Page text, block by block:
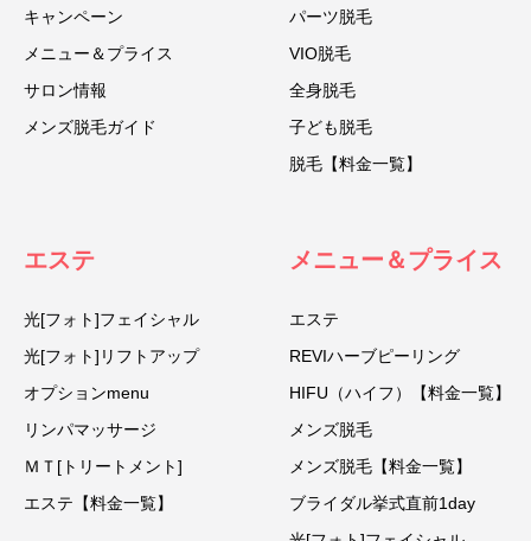
キャンペーン
メニュー＆プライス
サロン情報
メンズ脱毛ガイド
パーツ脱毛
VIO脱毛
全身脱毛
子ども脱毛
脱毛【料金一覧】
エステ
光[フォト]フェイシャル
光[フォト]リフトアップ
オプションmenu
リンパマッサージ
ＭＴ[トリートメント]
エステ【料金一覧】
メニュー＆プライス
エステ
REVIハーブピーリング
HIFU（ハイフ）【料金一覧】
メンズ脱毛
メンズ脱毛【料金一覧】
ブライダル挙式直前1day